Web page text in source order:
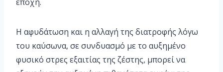
Η αφυδάτωση και η αλλαγή της διατροφής λόγω
του καύσωνα, σε συνδυασμό με το αυξημένο
φυσικό στρες εξαιτίας της ζέστης, μπορεί να